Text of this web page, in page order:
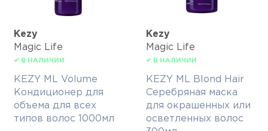
Kezy
Magic Life
✔ В НАЛИЧИИ
KEZY ML Volume
Кондиционер для
объема для всех
типов волос 1000мл
Kezy
Magic Life
✔ В НАЛИЧИИ
KEZY ML Blond Hair
Серебряная маска
для окрашенных или
осветленных волос